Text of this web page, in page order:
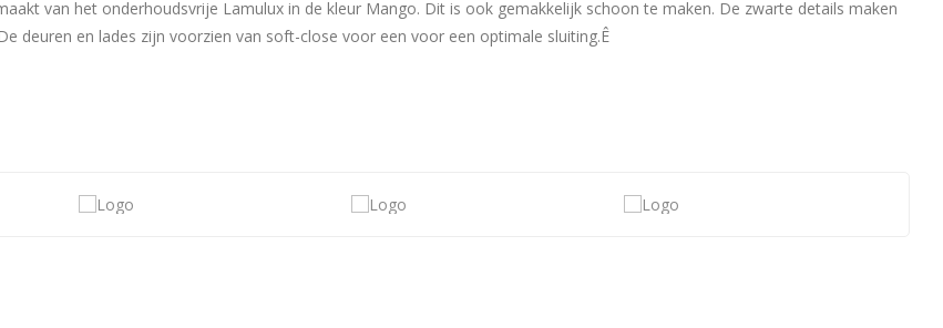
van het onderhoudsvrije Lamulux in de kleur Mango. Dit is ook gemakkelijk schoon te maken. De zwarte details maken
deuren en lades zijn voorzien van soft-close voor een voor een optimale sluiting.Ê